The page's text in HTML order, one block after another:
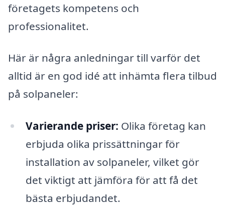
företagets kompetens och
professionalitet.
Här är några anledningar till varför det
alltid är en god idé att inhämta flera tilbud
på solpaneler:
Varierande priser: Olika företag kan
erbjuda olika prissättningar för
installation av solpaneler, vilket gör
det viktigt att jämföra för att få det
bästa erbjudandet.